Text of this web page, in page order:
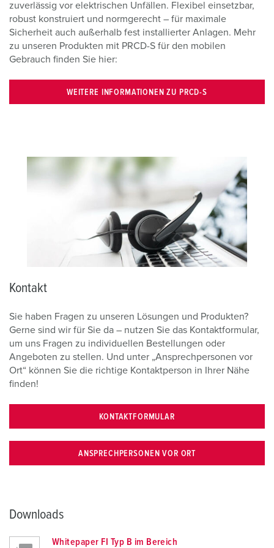
zuverlässig vor elektrischen Unfällen. Flexibel einsetzbar,
robust konstruiert und normgerecht – für maximale
Sicherheit auch außerhalb fest installierter Anlagen. Mehr
zu unseren Produkten mit PRCD-S für den mobilen
Gebrauch finden Sie hier:
WEITERE INFORMATIONEN ZU PRCD-S
Kontakt
Sie haben Fragen zu unseren Lösungen und Produkten?
Gerne sind wir für Sie da – nutzen Sie das Kontaktformular,
um uns Fragen zu individuellen Bestellungen oder
Angeboten zu stellen. Und unter „Ansprechpersonen vor
Ort“ können Sie die richtige Kontaktperson in Ihrer Nähe
finden!
KONTAKTFORMULAR
ANSPRECHPERSONEN VOR ORT
Downloads
Whitepaper FI Typ B im Bereich